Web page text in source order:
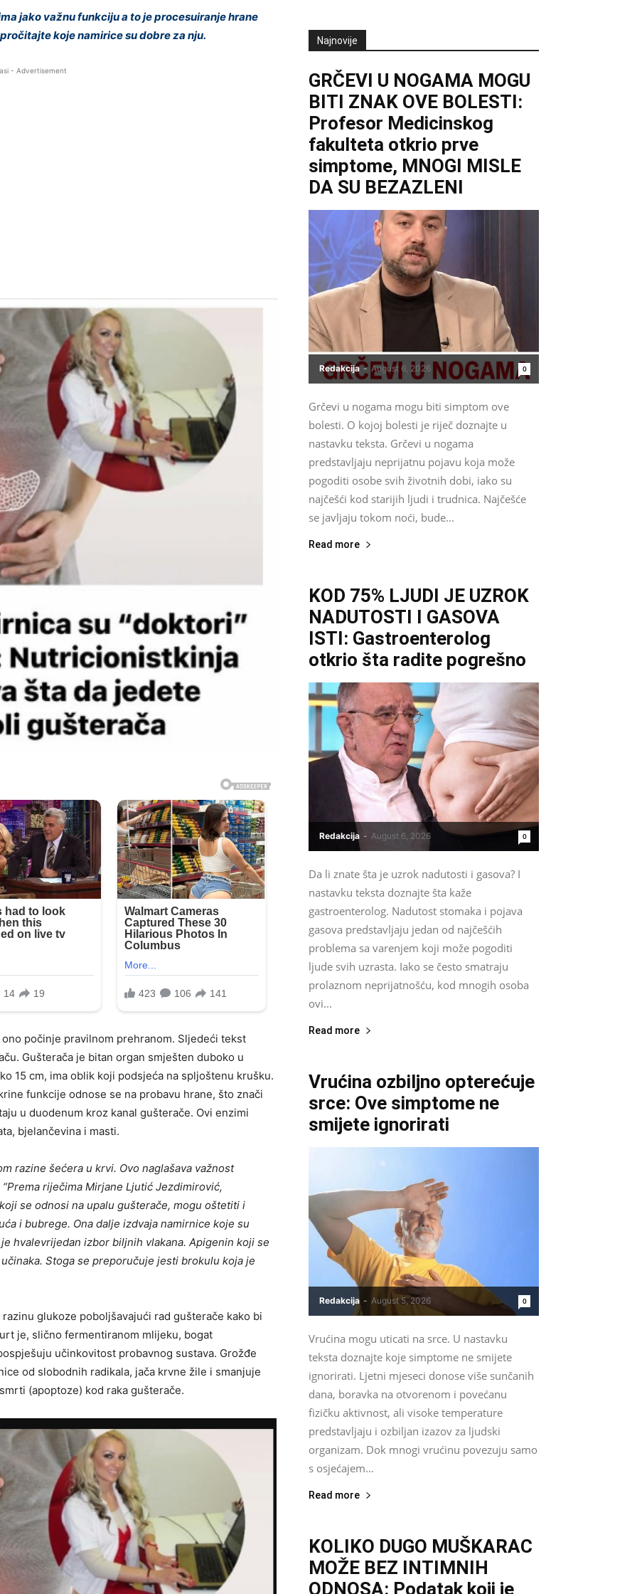
jako važnu funkciju a to je procesuiranje hrane
koje namirice su dobre za nju.
- Advertisement
počinje pravilnom prehranom. Sljedeći tekst
Gušterača je bitan organ smješten duboko u
15 cm, ima oblik koji podsjeća na spljoštenu krušku.
funkcije odnose se na probavu hrane, što znači
u duodenum kroz kanal gušterače. Ovi enzimi
bjelančevina i masti.
razine šećera u krvi. Ovo naglašava važnost
riječima Mirjane Ljutić Jezdimirović,
se odnosi na upalu gušterače, mogu oštetiti i
i bubrege. Ona dalje izdvaja namirnice koje su
hvalevrijedan izbor biljnih vlakana. Apigenin koji se
Stoga se preporučuje jesti brokulu koja je
glukoze poboljšavajući rad gušterače kako bi
je, slično fermentiranom mlijeku, bogat
učinkovitost probavnog sustava. Grožđe
od slobodnih radikala, jača krvne žile i smanjuje
(apoptoze) kod raka gušterače.
Najnovije
GRČEVI U NOGAMA MOGU
BITI ZNAK OVE BOLESTI:
Profesor Medicinskog
fakulteta otkrio prve
simptome, MNOGI MISLE
DA SU BEZAZLENI
Redakcija - August 6, 2026 0
Grčevi u nogama mogu biti simptom ove
bolesti. O kojoj bolesti je riječ doznajte u
nastavku teksta. Grčevi u nogama
predstavljaju neprijatnu pojavu koja može
pogoditi osobe svih životnih dobi, iako su
najčešći kod starijih ljudi i trudnica. Najčešće
se javljaju tokom noći, bude...
Read more
KOD 75% LJUDI JE UZROK
NADUTOSTI I GASOVA
ISTI: Gastroenterolog
otkrio šta radite pogrešno
Redakcija - August 6, 2026 0
Da li znate šta je uzrok nadutosti i gasova? I
nastavku teksta doznajte šta kaže
gastroenterolog. Nadutost stomaka i pojava
gasova predstavljaju jedan od najčešćih
problema sa varenjem koji može pogoditi
ljude svih uzrasta. Iako se često smatraju
prolaznom neprijatnošću, kod mnogih osoba
ovi...
Read more
Vrućina ozbiljno opterećuje
srce: Ove simptome ne
smijete ignorirati
Redakcija - August 5, 2026 0
Vrućina mogu uticati na srce. U nastavku
teksta doznajte koje simptome ne smijete
ignorirati. Ljetni mjeseci donose više sunčanih
dana, boravka na otvorenom i povećanu
fizičku aktivnost, ali visoke temperature
predstavljaju i ozbiljan izazov za ljudski
organizam. Dok mnogi vrućinu povezuju samo
s osjećajem...
Read more
KOLIKO DUGO MUŠKARAC
MOŽE BEZ INTIMNIH
ODNOSA: Podatak koji je